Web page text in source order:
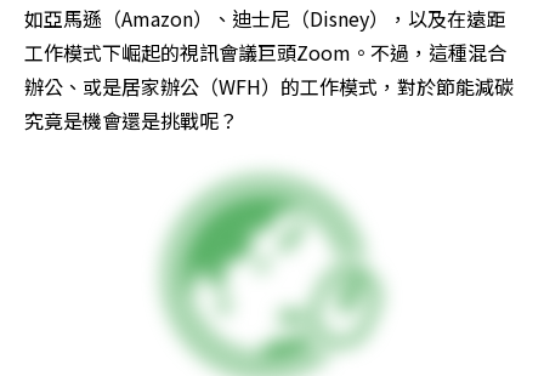
如亞馬遜（Amazon）、迪士尼（Disney），以及在遠距
工作模式下崛起的視訊會議巨頭Zoom。不過，這種混合
辦公、或是居家辦公（WFH）的工作模式，對於節能減碳
究竟是機會還是挑戰呢？